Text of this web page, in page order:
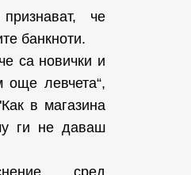
че
банкноти.
са новички и
още левчета“,
в магазина
ги не даваш
сред